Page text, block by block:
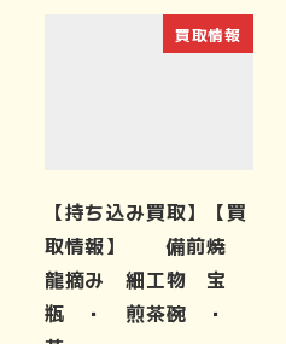
買取情報
【持ち込み買取】【買
取情報】 備前焼
龍摘み 細工物 宝
瓶 ・ 煎茶碗 ・